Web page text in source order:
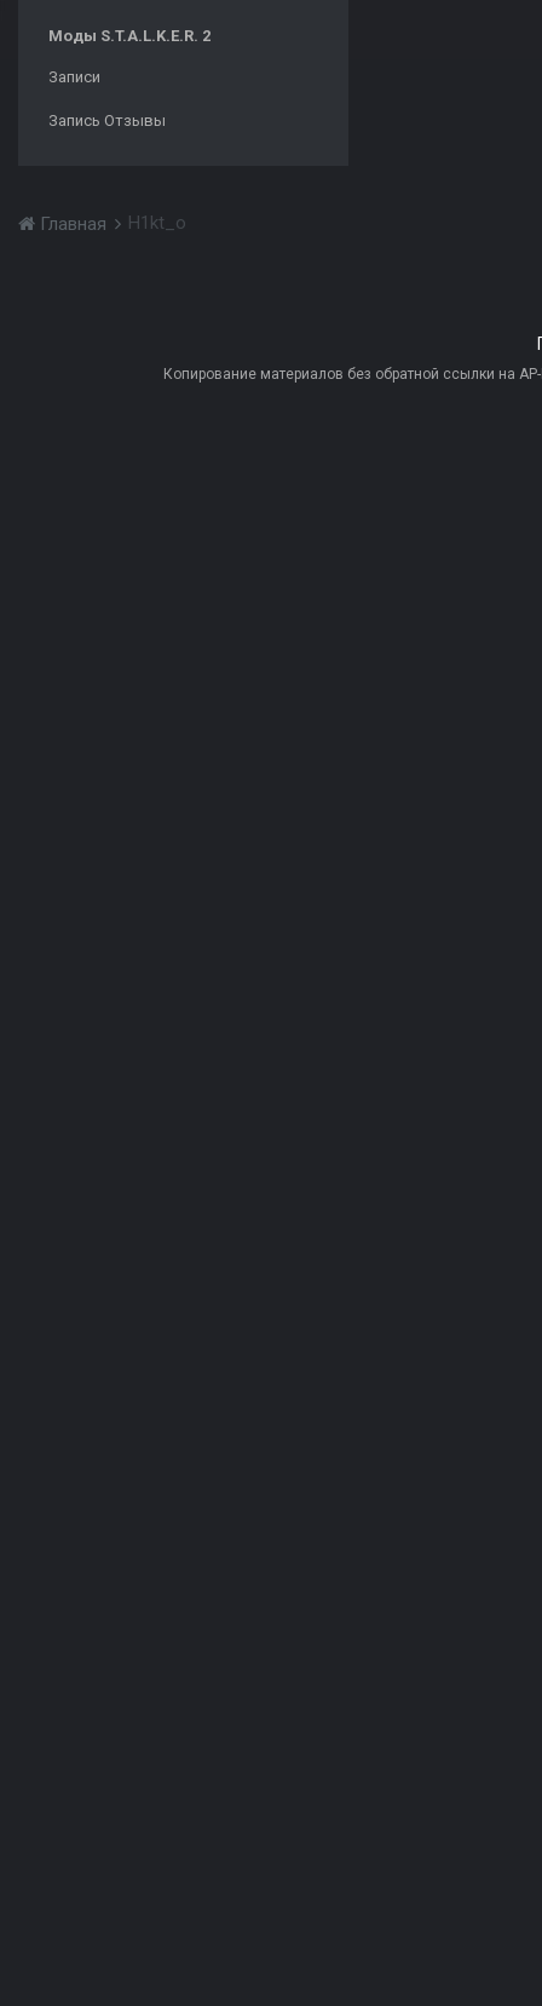
Моды S.T.A.L.K.E.R. 2
Записи
Запись Отзывы
Главная H1kt_o
Копирование материалов без обратной ссылки на